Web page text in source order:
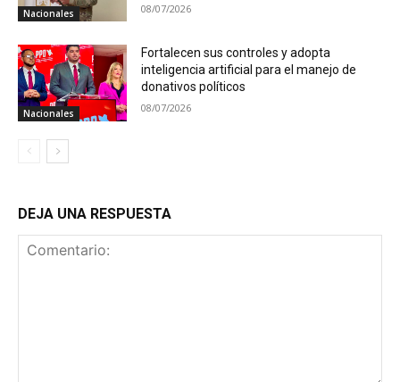
Nacionales 08/07/2026
Nacionales
Fortalecen sus controles y adopta
inteligencia artificial para el manejo de
donativos políticos
08/07/2026
DEJA UNA RESPUESTA